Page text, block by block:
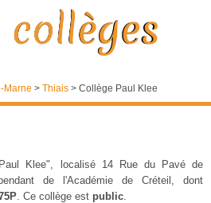
Marne > Thiais > Collège Paul Klee
Klee", localisé 14 Rue du Pavé de
de l'Académie de Créteil, dont
. Ce collège est public.